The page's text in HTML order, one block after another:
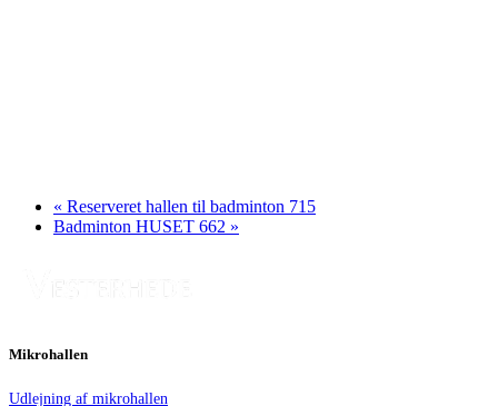
« Reserveret hallen til badminton 715
Badminton HUSET 662 »
Mikrohallen
Udlejning af mikrohallen